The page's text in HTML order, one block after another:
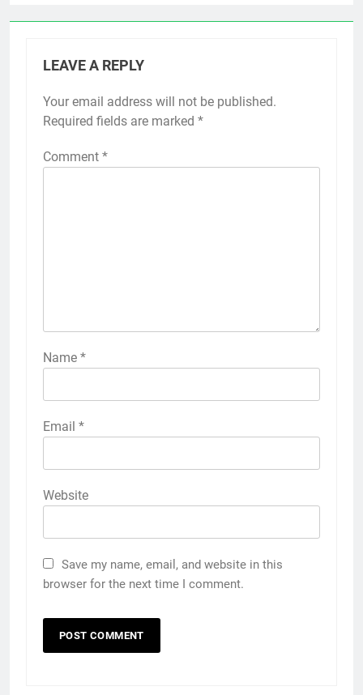
LEAVE A REPLY
Your email address will not be published.
Required fields are marked *
Comment *
Name *
Email *
Website
Save my name, email, and website in this
browser for the next time I comment.